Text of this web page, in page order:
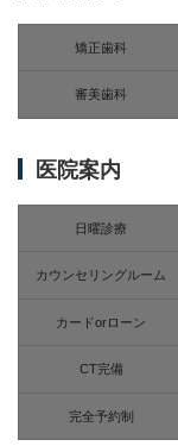
矯正歯科
審美歯科
医院案内
日曜診療
カウンセリングルーム
カードorローン
CT完備
完全予約制